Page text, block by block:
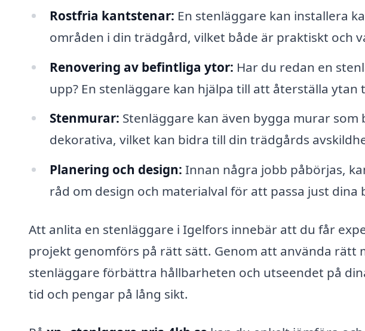
Rostfria kantstenar: En stenläggare kan installera
områden i din trädgård, vilket både är praktiskt och
Renovering av befintliga ytor: Har du redan en
upp? En stenläggare kan hjälpa till att återställa ytan
Stenmurar: Stenläggare kan även bygga murar som
dekorativa, vilket kan bidra till din trädgårds
Planering och design: Innan några jobb påbörjas,
råd om design och materialval för att passa just dina
Att anlita en stenläggare i Igelfors innebär att du får
projekt genomförs på rätt sätt. Genom att använda rätt
stenläggare förbättra hållbarheten och utseendet på
tid och pengar på lång sikt.